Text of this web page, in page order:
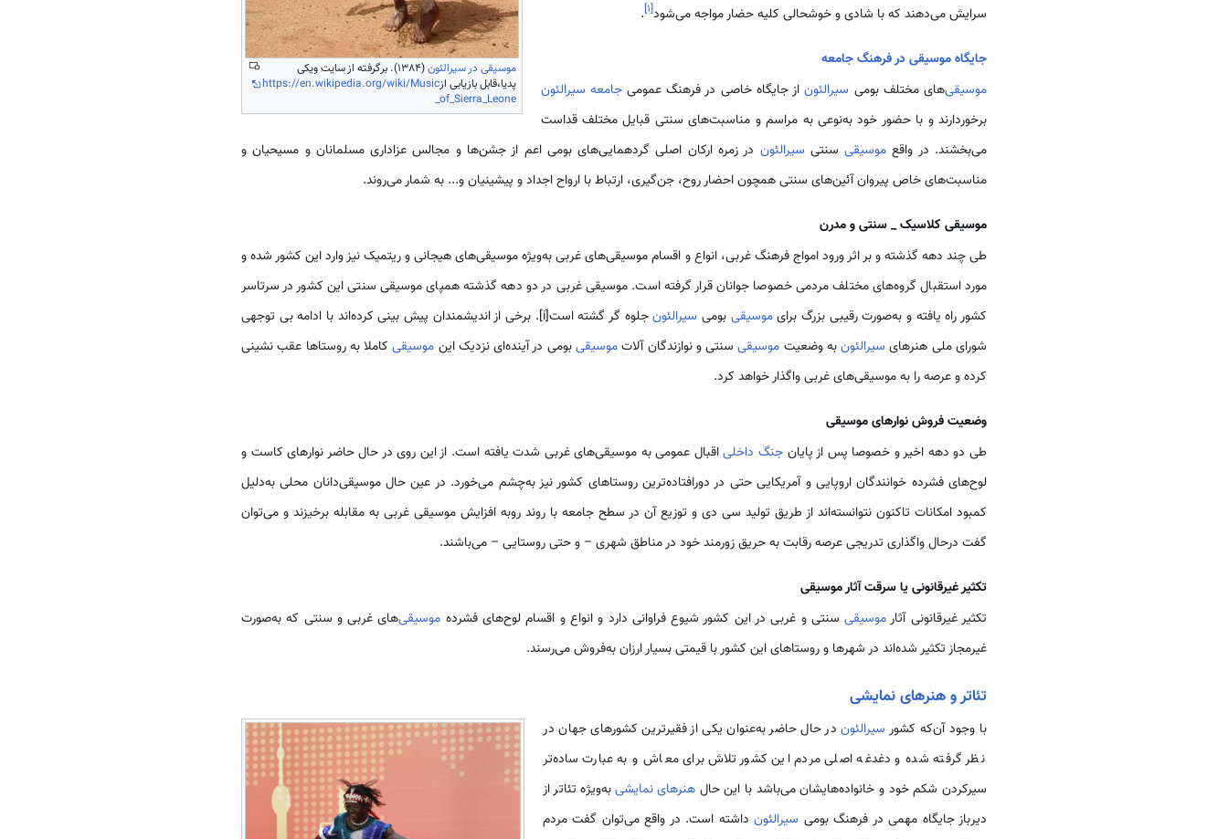
موسیقی در سیرالئون
(1384). برگرفته از سایت ویکی
پدیا،قابل بازیابی ازhttps://en.wikipedia.org/wiki/Music
_of_Sierra_Leone
سرایش می­‌دهند که با شادی و خوشحالی کلیه حضار مواجه می­‌شود[۱]
.
جایگاه موسیقی در فرهنگ جامعه
موسیقی‌­های مختلف بومی سیرالئوناز جایگاه خاصی در فرهنگ عمومیجامعه سیرالئون
برخوردارند و با حضور خود به‌نوعی به مراسم و مناسبت‌­های سنتی قبایل مختلف قداست
می‌بخشند. در واقع موسیقیسنتی سیرالئون در زمره ارکان اصلی گردهمایی‌­های بومی اعم از جشن­‌ها و مجالس عزاداری مسلمانان و مسیحیان و
مناسبت‌­های خاص پیروان آئین‌های سنتی همچون احضار روح، جن­‌گیری، ارتباط با ارواح اجداد و پیشینیان و... به شمار می‌­روند.
موسیقی کلاسیک _ سنتی و مدرن
طی چند دهه گذشته و بر اثر ورود امواج فرهنگ غربی، انواع و اقسام موسیقی‌های غربی به‌ویژه موسیقی‌های هیجانی و ریتمیک نیز وارد این کشور شده و
مورد استقبال گروه‌های مختلف مردمی خصوصا جوانان قرار گرفته است. موسیقی غربی در دو دهه گذشته همپای موسیقی سنتی این کشور در سرتاسر
کشور راه یافته و به‌صورت رقیبی بزرگ برایموسیقی بومی سیرالئون
جلوه گر گشته است[i]. برخی از اندیشمندان پیش بینی کرده‌اند با ادامه بی توجهی
شورای ملی هنرهای سیرالئونبه وضعیت موسیقیسنتی و نوازندگان آلاتموسیقیبومی در آینده‌ای نزدیک این موسیقیکاملا به روستاها عقب نشینی
کرده و عرصه را به موسیقی‌های غربی واگذار خواهد کرد.
وضعیت فروش نوارهای موسیقی
طی دو دهه اخیر و خصوصا پس از پایان جنگ داخلیاقبال عمومی به موسیقی‌های غربی شدت یافته است. از این روی در حال حاضر نوارهای کاست و
لوح‌های فشرده خوانندگان اروپایی و آمریکایی حتی در دورافتاده‌ترین روستاهای کشور نیز به‌چشم می‌خورد. در عین حال موسیقی‌دانان محلی به‌دلیل
کمبود امکانات تاکنون نتوانسته‌اند از طریق تولید سی دی و توزیع آن در سطح جامعه با روند روبه افزایش موسیقی غربی به مقابله برخیزند و می‌توان
گفت درحال واگذاری تدریجی عرصه رقابت به حریق زورمند خود در مناطق شهری – و حتی روستایی – می‌باشند.
تکثیر غیرقانونی یا سرقت آثار موسیقی
تکثیر غیرقانونی آثارموسیقیسنتی و غربی در این کشور شیوع فراوانی دارد و انواع و اقسام لوح‌های فشرده موسیقی‌های غربی و سنتی که به‌صورت
غیرمجاز تکثیر شده‌اند در شهرها و روستاهای این کشور با قیمتی بسیار ارزان به‌فروش می‌رسند.
تئاتر و هنرهای نمایشی
با وجود آن‌که کشور سیرالئون در حال حاضر به‌عنوان یکی از فقیرترین کشورهای جهان در
نظر گرفته شده و دغدغه‌ اصلی مردم این کشور تلاش برای معاش و به عبارت ساده‌تر
سیرکردن شکم خود و خانواده‌هایشان می‌باشد با این حال هنرهای نمایشیبه‌ویژه تئاتر از
دیرباز جایگاه مهمی در فرهنگ بومی سیرالئونداشته است. در واقع می‌توان گفت مردم